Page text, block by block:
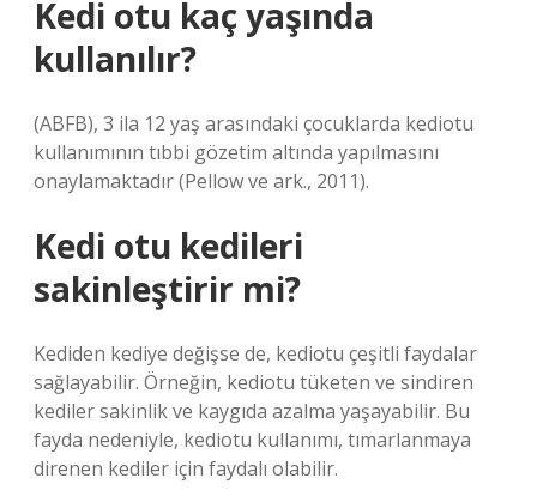
Kedi otu kaç yaşında
kullanılır?
(ABFB), 3 ila 12 yaş arasındaki çocuklarda kediotu
kullanımının tıbbi gözetim altında yapılmasını
onaylamaktadır (Pellow ve ark., 2011).
Kedi otu kedileri
sakinleştirir mi?
Kediden kediye değişse de, kediotu çeşitli faydalar
sağlayabilir. Örneğin, kediotu tüketen ve sindiren
kediler sakinlik ve kaygıda azalma yaşayabilir. Bu
fayda nedeniyle, kediotu kullanımı, tımarlanmaya
direnen kediler için faydalı olabilir.